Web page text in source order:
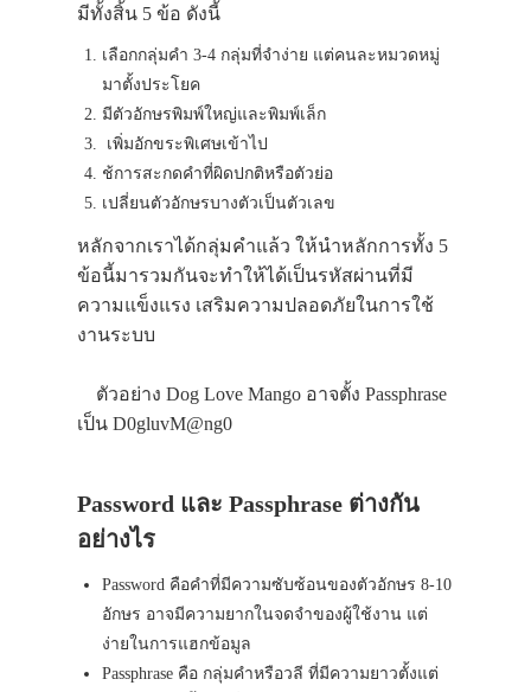
มีทั้งสิ้น 5 ข้อ ดังนี้
เลือกกลุ่มคำ 3-4 กลุ่มที่จำง่าย แต่คนละหมวดหมู่
มาตั้งประโยค
มีตัวอักษรพิมพ์ใหญ่และพิมพ์เล็ก
เพิ่มอักขระพิเศษเข้าไป
ช้การสะกดคำที่ผิดปกติหรือตัวย่อ
เปลี่ยนตัวอักษรบางตัวเป็นตัวเลข
หลักจากเราได้กลุ่มคำแล้ว ให้นำหลักการทั้ง 5
ข้อนี้มารวมกันจะทำให้ได้เป็นรหัสผ่านที่มี
ความแข็งแรง เสริมความปลอดภัยในการใช้
งานระบบ
ตัวอย่าง Dog Love Mango อาจตั้ง Passphrase
เป็น D0gluvM@ng0
Password และ Passphrase ต่างกัน
อย่างไร
Password คือคำที่มีความซับซ้อนของตัวอักษร 8-10
อักษร อาจมีความยากในจดจำของผู้ใช้งาน แต่
ง่ายในการแฮกข้อมูล
Passphrase คือ กลุ่มคำหรือวลี ที่มีความยาวตั้งแต่